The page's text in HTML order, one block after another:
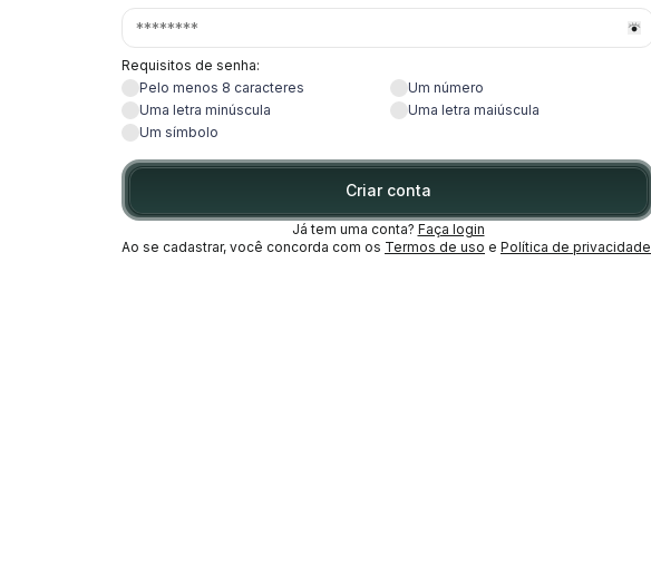
Requisitos de senha:
Pelo menos 8 caracteres
Um número
Uma letra minúscula
Uma letra maiúscula
Um símbolo
Criar conta
Já tem uma conta? Faça login
Ao se cadastrar, você concorda com os Termos de uso e Política de privacidade